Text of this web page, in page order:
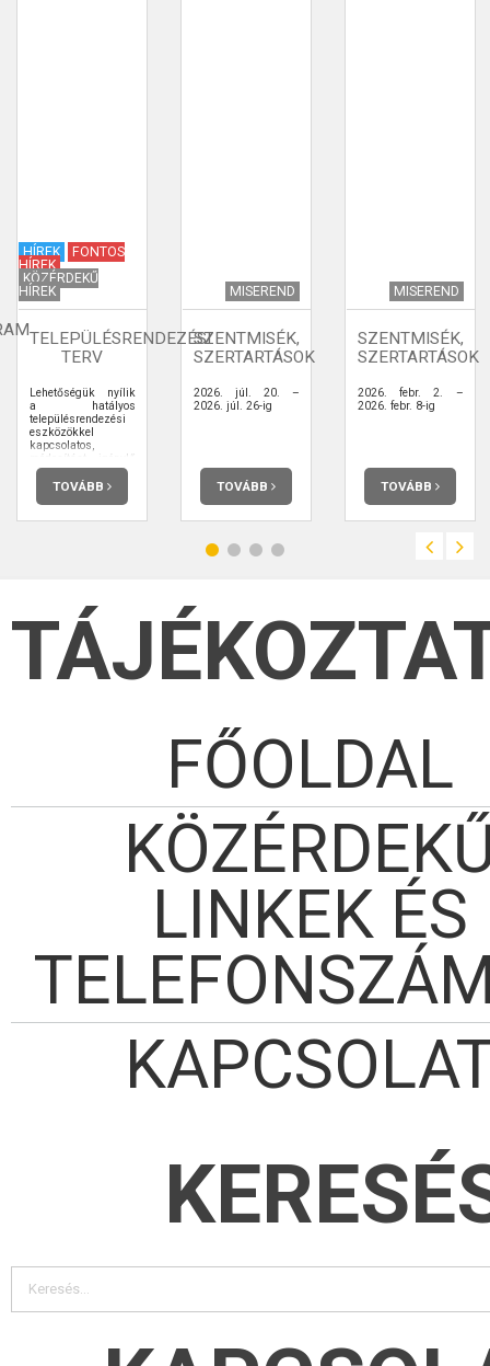
HÍREK
FONTOS
HÍREK
KÖZÉRDEKŰ
HÍREK
TELEPÜLÉSRENDEZÉSI
TERV
Lehetőségük nyílik
a hatályos
településrendezési
eszközökkel
kapcsolatos,
módosítást igénylő
észrevételeik
megtételére.
Határidő: 2022.
TOVÁBB
MISEREND
SZENTMISÉK,
SZERTARTÁSOK
2026. júl. 20. –
2026. júl. 26-ig
TOVÁBB
MISEREND
SZENTMISÉK,
SZERTARTÁSOK
2026. febr. 2. –
2026. febr. 8-ig
TOVÁBB
FŐOLDAL
LINKEK ÉS